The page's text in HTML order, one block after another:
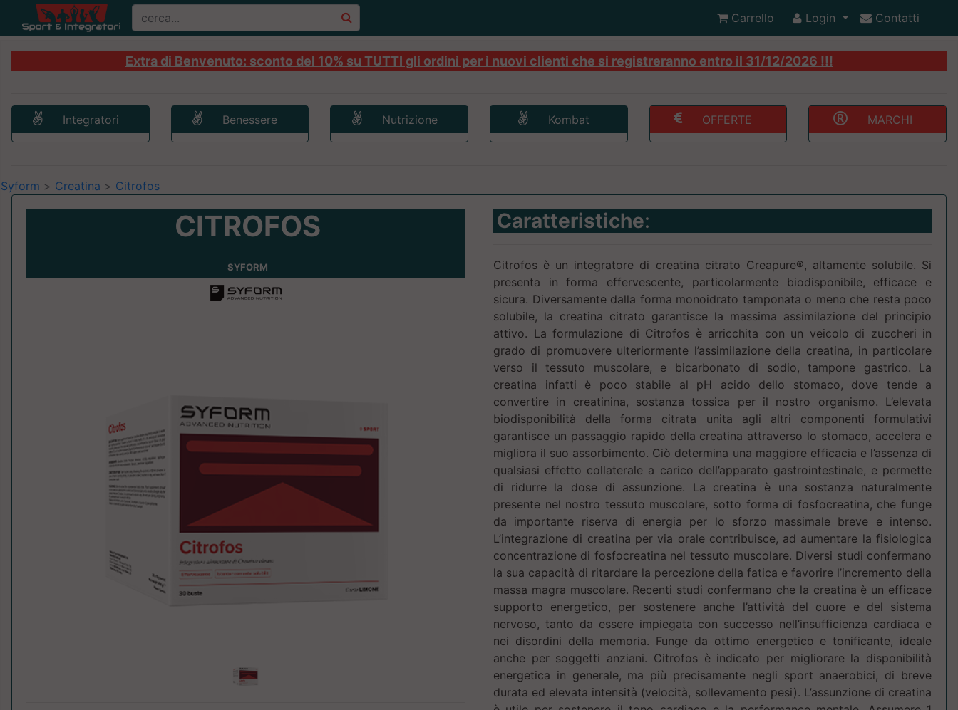
Carrello Login Contatti
Extra di Benvenuto: sconto del 10% su TUTTI gli ordini per i nuovi clienti che si registreranno entro il 31/12/2026 !!!
Integratori Benessere Nutrizione Kombat OFFERTE MARCHI
Syform > Creatina > Citrofos
CITROFOS
SYFORM
Caratteristiche:
Citrofos è un integratore di creatina citrato Creapure®, altamente solubile. Si
presenta in forma effervescente, particolarmente biodisponibile, efficace e
sicura. Diversamente dalla forma monoidrato tamponata o meno che resta poco
solubile, la creatina citrato garantisce la massima assimilazione del principio
attivo. La formulazione di Citrofos è arricchita con un veicolo di zuccheri in
grado di promuovere ulteriormente l’assimilazione della creatina, in particolare
verso il tessuto muscolare, e bicarbonato di sodio, tampone gastrico. La
creatina infatti è poco stabile al pH acido dello stomaco, dove tende a
convertire in creatinina, sostanza tossica per il nostro organismo. L’elevata
biodisponibilità della forma citrata unita agli altri componenti formulativi
garantisce un passaggio rapido della creatina attraverso lo stomaco, accelera e
migliora il suo assorbimento. Ciò determina una maggiore efficacia e l’assenza di
qualsiasi effetto collaterale a carico dell’apparato gastrointestinale, e permette
di ridurre la dose di assunzione. La creatina è una sostanza naturalmente
presente nel nostro tessuto muscolare, sotto forma di fosfocreatina, che funge
da importante riserva di energia per lo sforzo massimale breve e intenso.
L’integrazione di creatina per via orale contribuisce, ad aumentare la fisiologica
concentrazione di fosfocreatina nel tessuto muscolare. Diversi studi confermano
la sua capacità di ritardare la percezione della fatica e favorire l’incremento della
massa magra muscolare. Recenti studi confermano che la creatina è un efficace
supporto energetico, per sostenere anche l’attività del cuore e del sistema
nervoso, tanto da essere impiegata con successo nell’insufficienza cardiaca e
nei disordini della memoria. Funge da ottimo energetico e tonificante, ideale
anche per soggetti anziani. Citrofos è indicato per migliorare la disponibilità
energetica in generale, ma più precisamente negli sport anaerobici, di breve
durata ed elevata intensità (velocità, sollevamento pesi). L’assunzione di creatina